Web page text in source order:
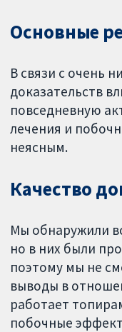
Основные
В связи с очень
доказательств
повседневную
лечения и
неясным.
Качество
Мы обнаружили
но в них были
поэтому мы не
выводы в
работает
побочные